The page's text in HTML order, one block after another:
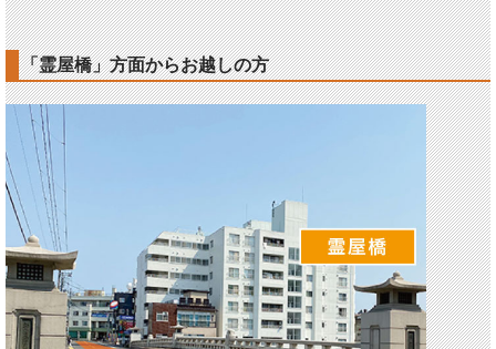
「霊屋橋」方面からお越しの方